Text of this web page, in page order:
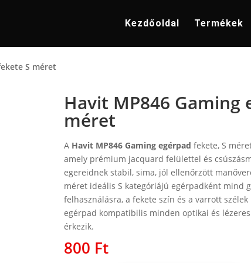
Kezdőoldal Termékek
S méret
Havit MP846 Gaming
méret
A Havit MP846 Gaming egérpad fekete, S
amely prémium jacquard felülettel és
egereidnek stabil, sima, jól ellenőrzött
méret ideális S kategóriájú egérpadként mind
felhasználásra, a fekete szín és a varrott
egérpad kompatibilis minden optikai és
érkezik.
800 Ft